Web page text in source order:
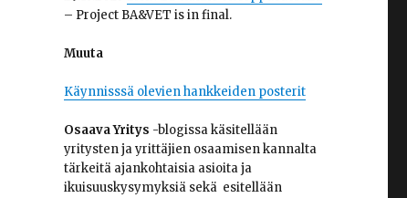
– Project BA&VET is in final.
Muuta
Käynnisssä olevien hankkeiden posterit
Osaava Yritys -blogissa käsitellään
yritysten ja yrittäjien osaamisen kannalta
tärkeitä ajankohtaisia asioita ja
ikuisuuskysymyksiä sekä esitellään